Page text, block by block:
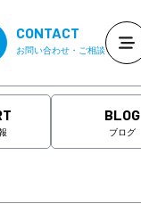
CONTACT
お問い合わせ・ご相談
BLOG
ブログ